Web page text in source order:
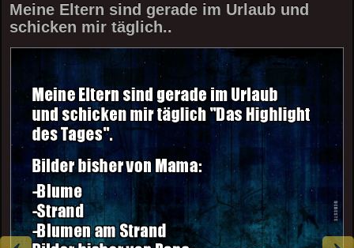
Meine Eltern sind gerade im Urlaub und
schicken mir täglich..